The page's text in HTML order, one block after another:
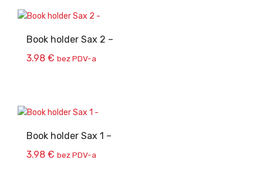
Book holder Sax 2 –
3.98 € bez PDV-a
Book holder Sax 1 –
3.98 € bez PDV-a